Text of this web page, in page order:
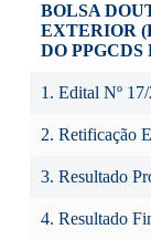
BOLSA
EXTERIOR
DO PPGCDS
1. Edital Nº
2. Retificação
3. Resultado
4. Resultado